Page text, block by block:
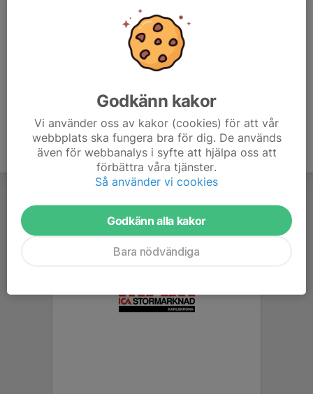
Godkänn kakor
Vi använder oss av kakor (cookies) för att vår
webbplats ska fungera bra för dig. De används
även för webbanalys i syfte att hjälpa oss att
förbättra våra tjänster.
Så använder vi cookies
Godkänn alla kakor
Bara nödvändiga